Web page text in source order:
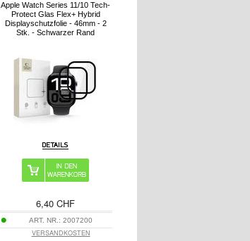
Apple Watch Series 11/10 Tech-
Protect Glas Flex+ Hybrid
Displayschutzfolie - 46mm - 2
Stk. - Schwarzer Rand
6,40 CHF
ART. NR.:2007200
VERSANDKOSTEN